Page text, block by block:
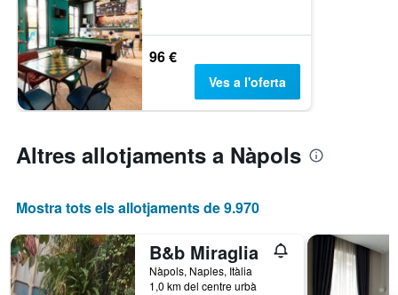
96 €
Ves a l'oferta
Altres allotjaments a Nàpols
Mostra tots els allotjaments de 9.970
B&b Miraglia
Nàpols, Naples, Itàlia
1,0 km del centre urbà